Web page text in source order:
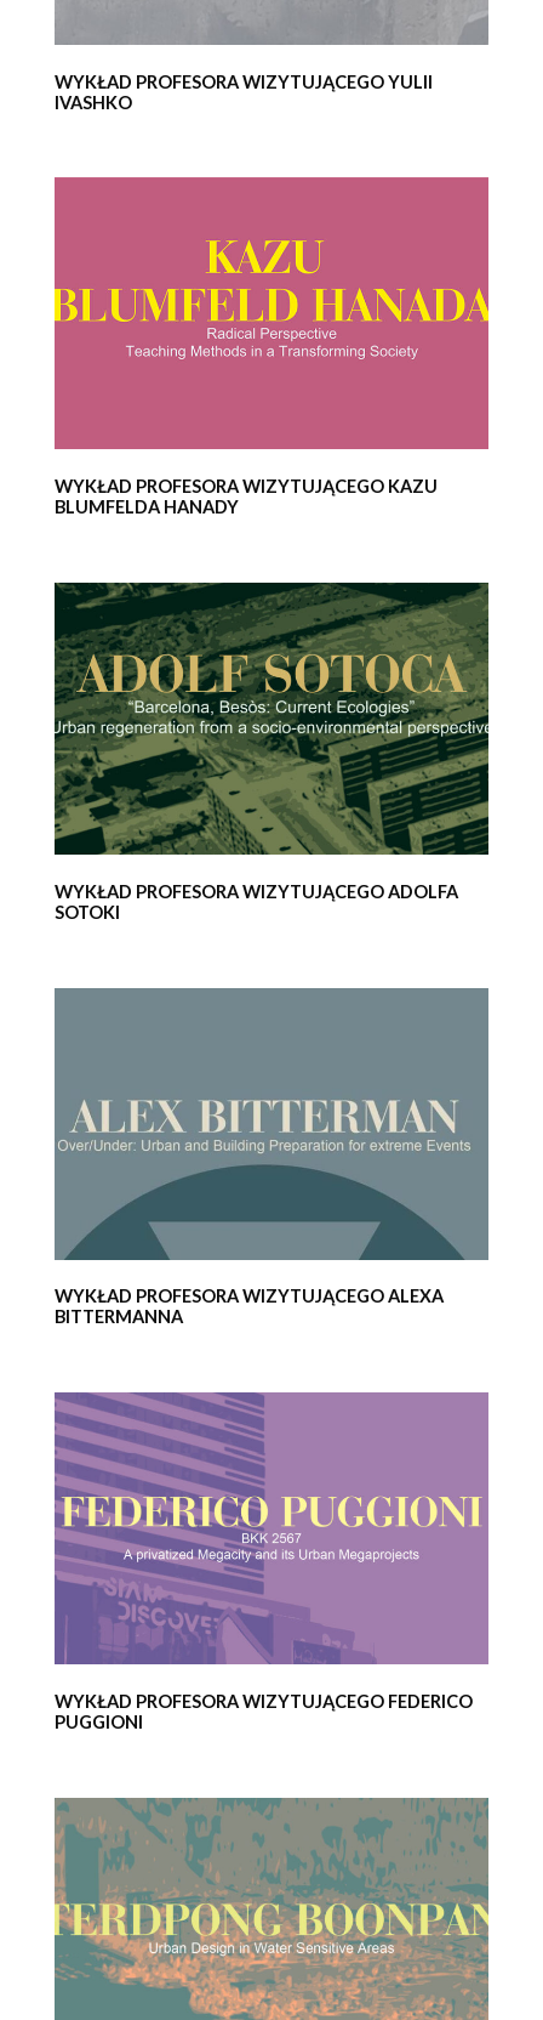
WYKŁAD PROFESORA WIZYTUJĄCEGO YULII
IVASHKO
WYKŁAD PROFESORA WIZYTUJĄCEGO KAZU
BLUMFELDA HANADY
WYKŁAD PROFESORA WIZYTUJĄCEGO ADOLFA
SOTOKI
WYKŁAD PROFESORA WIZYTUJĄCEGO ALEXA
BITTERMANNA
WYKŁAD PROFESORA WIZYTUJĄCEGO FEDERICO
PUGGIONI